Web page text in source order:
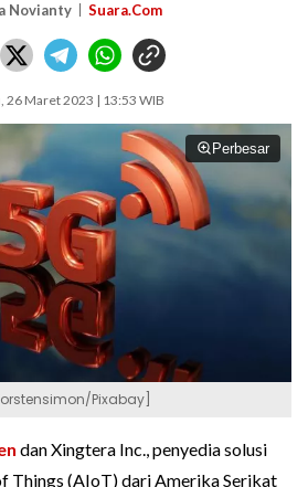
Novianty Suara.Com
26 Maret 2023 | 13:53 WIB
Perbesar
Pixabay]
dan Xingtera Inc., penyedia solusi
Things (AIoT) dari Amerika Serikat